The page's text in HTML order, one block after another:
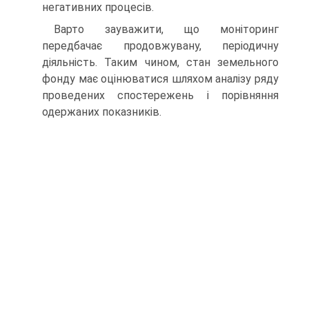
негативних процесів.
Варто зауважити, що моніторинг
передбачає продовжувану, періодичну
діяльність. Таким чином, стан земельного
фонду має оцінюватися шляхом аналізу ряду
проведених спостережень і порівняння
одержаних показників.